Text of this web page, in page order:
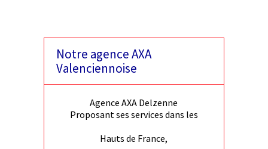
Notre agence AXA
Valenciennoise
Agence AXA Delzenne
Proposant ses services dans les
Hauts de France,